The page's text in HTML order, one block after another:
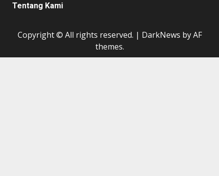
Tentang Kami
Copyright © All rights reserved. | DarkNews by AF
themes.